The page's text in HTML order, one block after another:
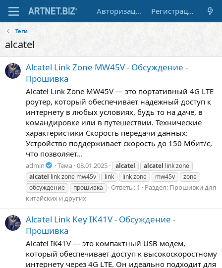
Авторизация Регистрация
Теги
alcatel
Alcatel Link Zone MW45V - Обсуждение -
Прошивка
Alcatel Link Zone MW45V — это портативный 4G LTE
роутер, который обеспечивает надежный доступ к
интернету в любых условиях, будь то на даче, в
командировке или в путешествии. Технические
характеристики Скорость передачи данных:
Устройство поддерживает скорость до 150 Мбит/с,
что позволяет...
admin Тема 08.01.2025 alcatel alcatel link zone
alcatel link zone mw45v link link zone mw45v
zone
обсуждение
прошивка Ответы: 1 Раздел: Прошивки для
китайских и других
Alcatel Link Key IK41V - Обсуждение -
Прошивка
Alcatel IK41V — это компактный USB модем,
который обеспечивает доступ к высокоскоростному
интернету через 4G LTE. Он идеально подходит для